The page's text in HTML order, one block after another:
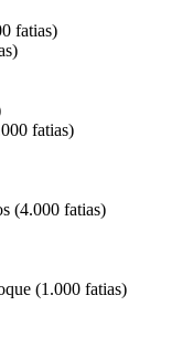
fatias)
fatias)
(4.000 fatias)
(1.000 fatias)